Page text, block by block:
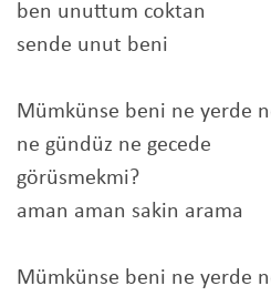
ben unuttum coktan
sende unut beni
Mümkünse beni ne yerde
ne gündüz ne gecede
görüsmekmi?
aman aman sakin arama
Mümkünse beni ne yerde